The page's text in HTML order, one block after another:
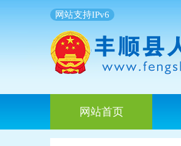
网站支持IPv6
网站首页